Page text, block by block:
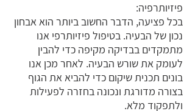
פיזיותרפיה:
בכל פציעה, הדבר החשוב ביותר הוא אבחון
נכון של הבעיה. בטיפול פיזיותרפי אנו
מתמקדים בבדיקה מקיפה כדי להבין
לעומק את שורש הבעיה. לאחר מכן אנו
בונים תכנית שיקום כדי להביא את הגוף
בצורה מדורגת ונכונה בחזרה לפעילות
ולתפקוד מלא.